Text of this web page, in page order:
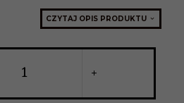
CZYTAJ OPIS PRODUKTU